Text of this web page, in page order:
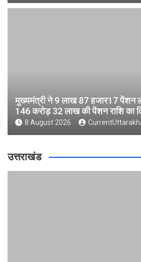
मुख्यमंत्री ने 9 लाख 87 हजार17 पेंशन
146 करोड़ 32 लाख की पेंशन राशि का
8 August 2026
उत्तराखंड